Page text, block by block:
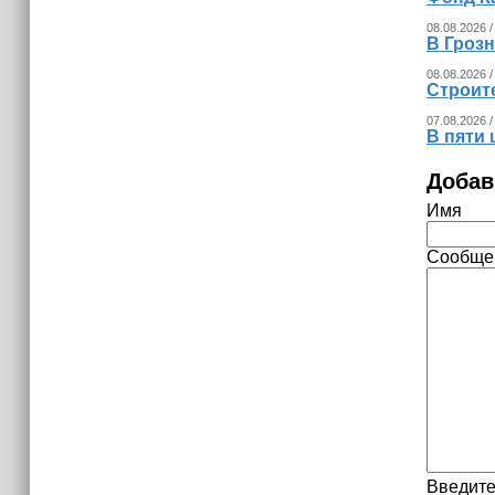
08.08.2026
В
08.08.2026
07.08.2026
В пяти
Имя